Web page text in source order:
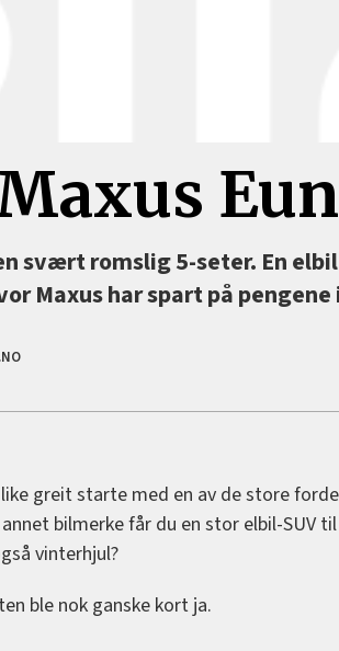
en svært romslig 5-seter. En
Maxus har spart på
greit starte med en av de store
bilmerke får du en stor elbil-SUV
vinterhjul?
ble nok ganske kort ja.